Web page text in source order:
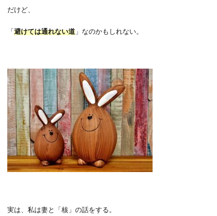
だけど、
「避けては通れない道 」なのかもしれない。
実は、私は妻と「核」の話をする。